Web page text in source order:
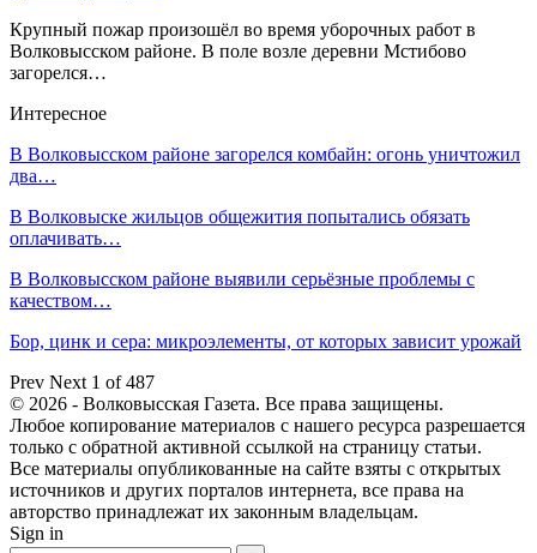
Крупный пожар произошёл во время уборочных работ в
Волковысском районе. В поле возле деревни Мстибово
загорелся…
Интересное
В Волковысском районе загорелся комбайн: огонь уничтожил
два…
В Волковыске жильцов общежития попытались обязать
оплачивать…
В Волковысском районе выявили серьёзные проблемы с
качеством…
Бор, цинк и сера: микроэлементы, от которых зависит урожай
Prev Next 1 of 487
© 2026 - Волковысская Газета. Все права защищены.
Любое копирование материалов с нашего ресурса разрешается
только с обратной активной ссылкой на страницу статьи.
Все материалы опубликованные на сайте взяты с открытых
источников и других порталов интернета, все права на
авторство принадлежат их законным владельцам.
Sign in